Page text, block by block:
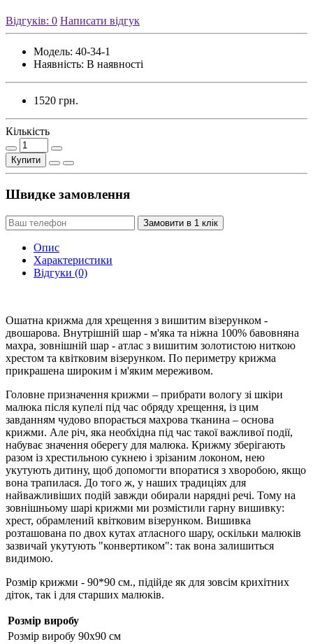
Відгуків: 0 Написати відгук
Модель: 40-34-1
Наявність: В наявності
1520 грн.
Кількість
Купити
Швидке замовлення
Замовити в 1 клік
Опис
Характеристики
Відгуки (0)
Ошатна крижма для хрещення з вишитим візерунком -
двошарова. Внутрішній шар - м'яка та ніжна 100% бавовняна
махра, зовнішній шар - атлас з вишитим золотистою ниткою
хрестом та квітковим візерунком. По периметру крижма
прикрашена широким і м'яким мереживом.
Головне призначення крижми – прибрати вологу зі шкіри
малюка після купелі під час обряду хрещення, із цим
завданням чудово впорається махрова тканина – основа
крижми. Але річ, яка необхідна під час такої важливої ​​події,
набуває значення оберегу для малюка. Крижму зберігають
разом із хрестильною сукнею і зрізаним локоном, нею
укутують дитину, щоб допомогти впоратися з хворобою, якщо
вона трапилася. До того ж, у наших традиціях для
найважливіших подій завжди обирали нарядні речі. Тому на
зовнішньому шарі крижми ми розмістили гарну вишивку:
хрест, обрамлений квітковим візерунком. Вишивка
розташована по двох кутах атласного шару, оскільки малюків
зазвичай укутують "конвертиком": так вона залишиться
видимою.
Розмір крижми - 90*90 см., підійде як для зовсім крихітних
діток, так і для старших малюків.
Розмір виробу
Розмір виробу 90х90 см